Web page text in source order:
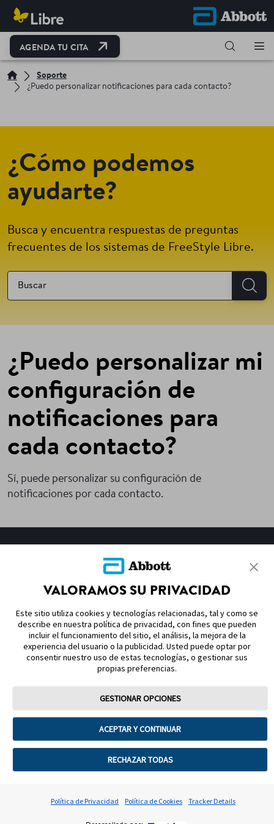
AGENDA TU CITA
Soporte
¿Puedo personalizar notificaciones para cada contacto?
¿Cómo podemos
ayudarte?
Busca y encuentra respuestas de preguntas
frecuentes de los sistemas de FreeStyle Libre.
¿Puedo personalizar mi
configuración de
notificaciones para
cada contacto?
Sí, puede personalizar su configuración de
notificaciones por cada contacto.
CONTÁCTENOS
©2026 Abbott. La cubierta del sensor, FreeStyle, Libre, y las marcas
comerciales relacionadas son marcas de Abbott. Consulta a tu médico y
lee las instrucciones de uso. Sensor Reg. San. 1090E2017 SSA. Lector Reg.
San. 1602E2022 SSA. Sensor FreeStyle Libre 2 Plus Reg. San. 0995E2025
VALORAMOS SU PRIVACIDAD
Este sitio utiliza cookies y tecnologías relacionadas, tal y como se
describe en nuestra política de privacidad, con fines que pueden
incluir el funcionamiento del sitio, el análisis, la mejora de la
experiencia del usuario o la publicidad. Usted puede optar por
consentir nuestro uso de estas tecnologías, o gestionar sus
propias preferencias.
GESTIONAR OPCIONES
ACEPTAR Y CONTINUAR
RECHAZAR TODAS
Política de Privacidad Política de Cookies Tracker Details